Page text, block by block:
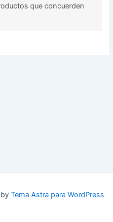
que concuerden
Tema Astra para WordPress